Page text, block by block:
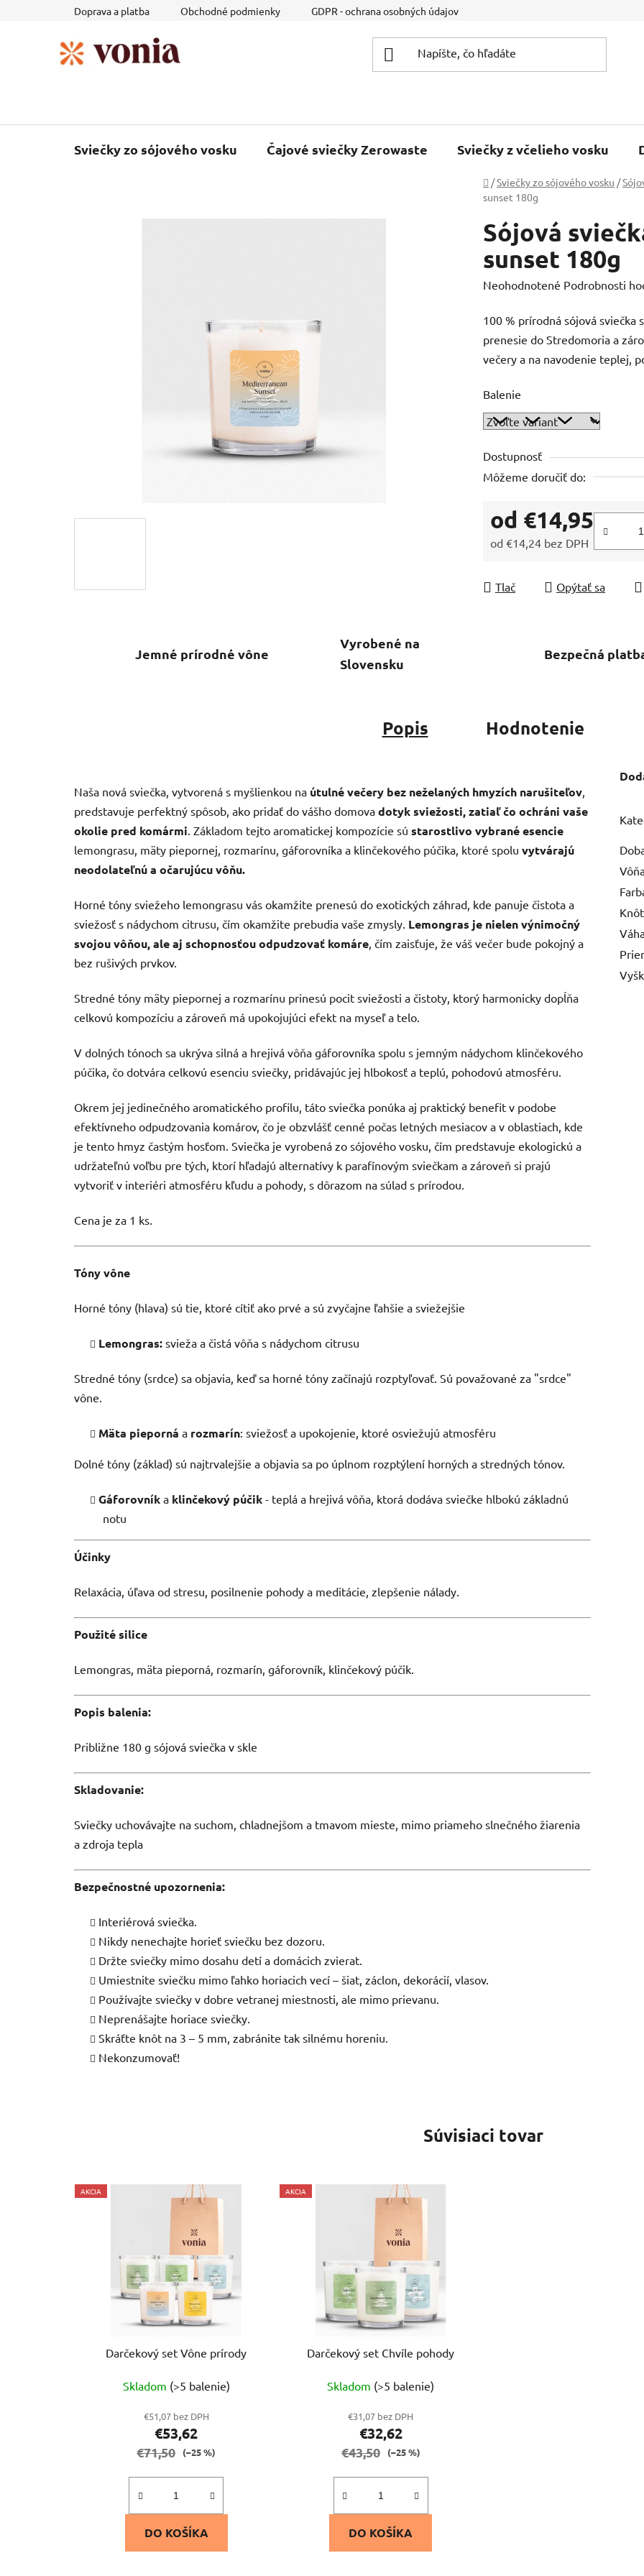
Doprava a platba Obchodné podmienky GDPR - ochrana osobných údajov
Sviečky zo sójového vosku Čajové sviečky Zerowaste Sviečky z včelieho vosku
Domov
/Sviečky zo sójového vosku /
sunset 180g
Sójová
sunset 180g
Priemerné
produktu
je
0,0
5
hviezdičiek.
Neohodnotené Podrobnosti
100 % prírodná sójová sviečka
prenesie do Stredomoria a
večery a na navodenie teplej,
Balenie
Dostupnosť
Môžeme doručiť do:
od €14,95
od €14,24 bez DPH
Tlač Opýtať sa
Jemné prírodné vône
Vyrobené na
Slovensku
Bezpečná
Popis Hodnotenie
Naša nová sviečka, vytvorená s myšlienkou na útulné večery bez neželaných hmyzích narušiteľov
predstavuje perfektný spôsob, ako pridať do vášho domova dotyk sviežosti, zatiaľ čo ochráni vaše
okolie pred komármi . Základom tejto aromatickej kompozície sú starostlivo vybrané esencie
lemongrasu, mäty piepornej, rozmarínu, gáforovníka a klinčekového púčika, ktoré spolu vytvárajú
neodolateľnú a očarujúcu vôňu.
Horné tóny sviežeho lemongrasu vás okamžite prenesú do exotických záhrad, kde panuje čistota a
sviežosť s nádychom citrusu, čím okamžite prebudia vaše zmysly. Lemongras je nielen výnimočný
svojou vôňou, ale aj schopnosťou odpudzovať komáre , čím zaisťuje, že váš večer bude pokojný a
bez rušivých prvkov.
Stredné tóny mäty piepornej a rozmarínu prinesú pocit sviežosti a čistoty, ktorý harmonicky dopĺňa
celkovú kompozíciu a zároveň má upokojujúci efekt na myseľ a telo.
V dolných tónoch sa ukrýva silná a hrejivá vôňa gáforovníka spolu s jemným nádychom klinčekového
púčika, čo dotvára celkovú esenciu sviečky, pridávajúc jej hlbokosť a teplú, pohodovú atmosféru.
Okrem jej jedinečného aromatického profilu, táto sviečka ponúka aj praktický benefit v podobe
efektívneho odpudzovania komárov, čo je obzvlášť cenné počas letných mesiacov a v oblastiach, kde
je tento hmyz častým hosťom. Sviečka je vyrobená zo sójového vosku, čím predstavuje ekologickú a
udržateľnú voľbu pre tých, ktorí hľadajú alternatívy k parafínovým sviečkam a zároveň si prajú
vytvoriť v interiéri atmosféru kľudu a pohody, s dôrazom na súlad s prírodou.
Cena je za 1 ks.
Tóny vône
Horné tóny (hlava) sú tie, ktoré cítiť ako prvé a sú zvyčajne ľahšie a sviežejšie
Lemongras: svieža a čistá vôňa s nádychom citrusu
Stredné tóny (srdce) sa objavia, keď sa horné tóny začínajú rozptyľovať. Sú považované za "srdce"
vône.
Mäta pieporná a rozmarín: sviežosť a upokojenie, ktoré osviežujú atmosféru
Dolné tóny (základ) sú najtrvalejšie a objavia sa po úplnom rozptýlení horných a stredných tónov.
Gáforovník a klinčekový púčik - teplá a hrejivá vôňa, ktorá dodáva sviečke hlbokú základnú
notu
Účinky
Relaxácia, úľava od stresu, posilnenie pohody a meditácie, zlepšenie nálady.
Použité silice
Lemongras, mäta pieporná, rozmarín, gáforovník, klinčekový púčik.
Popis balenia:
Približne 180 g sójová sviečka v skle
Skladovanie:
Sviečky uchovávajte na suchom, chladnejšom a tmavom mieste, mimo priameho slnečného žiarenia
a zdroja tepla
Bezpečnostné upozornenia:
Interiérová sviečka.
Nikdy nenechajte horieť sviečku bez dozoru.
Držte sviečky mimo dosahu detí a domácich zvierat.
Umiestnite sviečku mimo ľahko horiacich vecí – šiat, záclon, dekorácií, vlasov.
Používajte sviečky v dobre vetranej miestnosti, ale mimo prievanu.
Neprenášajte horiace sviečky.
Skráťte knôt na 3 – 5 mm, zabránite tak silnému horeniu.
Nekonzumovať!
Knôt
Súvisiaci tovar
AKCIA
Darčekový set Vône prírody
Skladom (>5 balenie)
€51,07 bez DPH
€53,62
€71,50 (–25 %)
DO KOŠÍKA
AKCIA
Darčekový set Chvíle pohody
Skladom (>5 balenie)
€31,07 bez DPH
€32,62
€43,50 (–25 %)
DO KOŠÍKA